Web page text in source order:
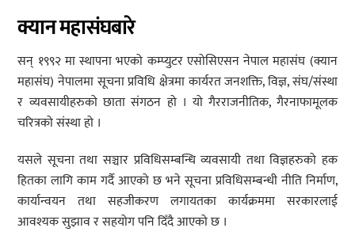
क्यान महासंघबारे
सन् १९९२ मा स्थापना भएको कम्प्युटर एसोसिएसन नेपाल महासंघ (क्यान
महासंघ) नेपालमा सूचना प्रविधि क्षेत्रमा कार्यरत जनशक्ति, विज्ञ, संघ/संस्था
र व्यवसायीहरुको छाता संगठन हो । यो गैरराजनीतिक, गैरनाफामूलक
चरित्रको संस्था हो ।
यसले सूचना तथा सञ्चार प्रविधिसम्बन्धि व्यवसायी तथा विज्ञहरुको हक
हितका लागि काम गर्दै आएको छ भने सूचना प्रविधिसम्बन्धी नीति निर्माण,
कार्यान्वयन तथा सहजीकरण लगायतका कार्यक्रममा सरकारलाई
आवश्यक सुझाव र सहयोग पनि दिँदै आएको छ ।